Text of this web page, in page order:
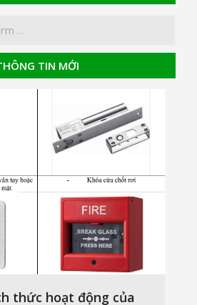
TIN MỚI
thức hoạt động của